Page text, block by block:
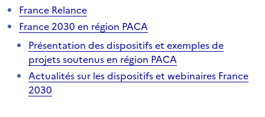
France Relance
France 2030 en région PACA
Présentation des dispositifs et exemples de
projets soutenus en région PACA
Actualités sur les dispositifs et webinaires France
2030